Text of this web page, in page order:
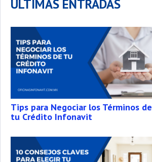
ÚLTIMAS ENTRADAS
Tips para Negociar los Términos de
tu Crédito Infonavit